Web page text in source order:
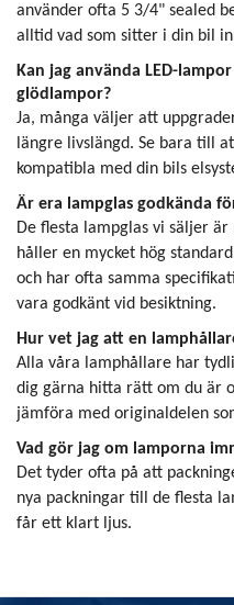
använder ofta 5 3/4" sealed
alltid vad som sitter i din bil
Kan jag använda LED-
glödlampor?
Ja, många väljer att
längre livslängd. Se bara till
kompatibla med din bils
Är era lampglas godkända
De flesta lampglas vi säljer
håller en mycket hög
och har ofta samma
vara godkänt vid besiktning.
Hur vet jag att en
Alla våra lamphållare har
dig gärna hitta rätt om du är
jämföra med originaldelen
Vad gör jag om lamporna
Det tyder ofta på att
nya packningar till de flesta
får ett klart ljus.